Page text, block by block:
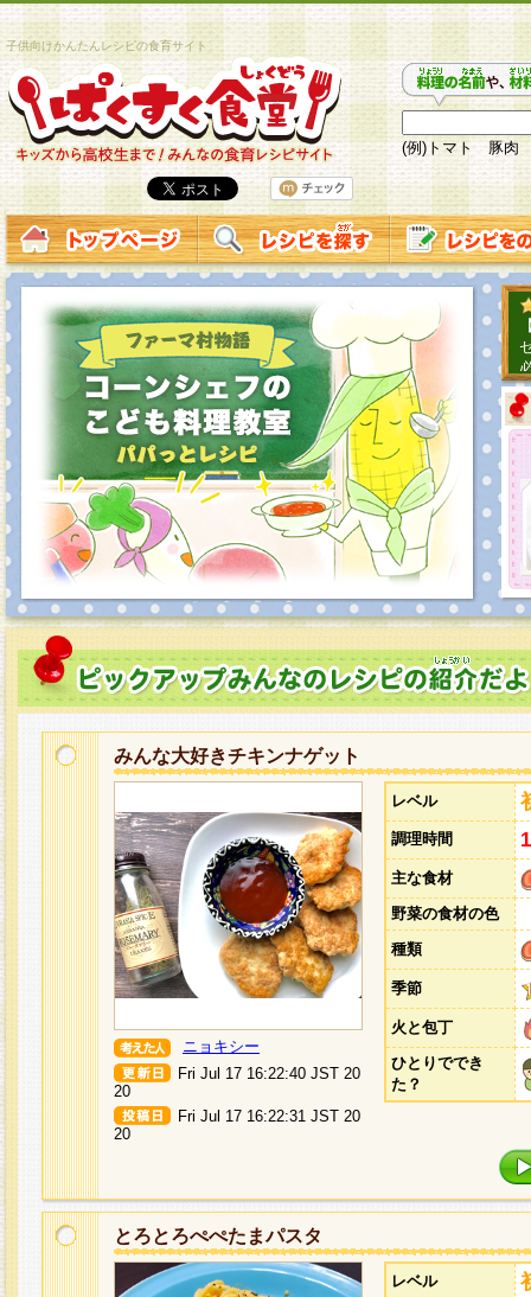
子供向けかんたんレシピの食育サイト
(例)トマト 豚肉
みんな大好きチキンナゲット
ニョキシー
Fri Jul 17 16:22:40 JST 20
20
Fri Jul 17 16:22:31 JST 20
20
レベル
調理時間
主な食材
野菜の食材の色
種類
季節
火と包丁
ひとりででき
た？
とろとろぺぺたまパスタ
レベル